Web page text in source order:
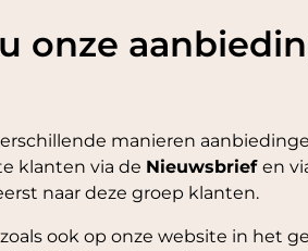
onze
manieren
klanten via de Nieuwsbrief en
naar deze groep klanten.
ook op onze website in het